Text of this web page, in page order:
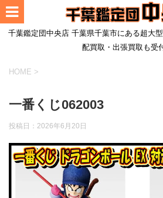
千葉鑑定団中央店 千葉県千葉市にある超大
配買取・出張買取も受
HOME >
一番くじ062003
投稿日： 2026年6月20日